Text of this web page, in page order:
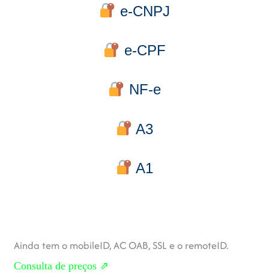
e-CNPJ
e-CPF
NF-e
A3
A1
Ainda tem o mobileID, AC OAB, SSL e o remoteID.
Consulta de preços ⇗